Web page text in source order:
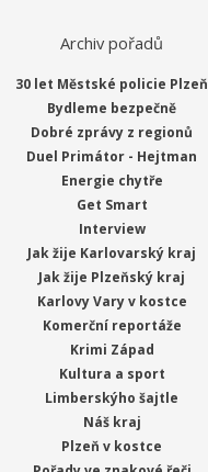
Archiv pořadů
30 let Městské policie Plzeň
Bydleme bezpečně
Dobré zprávy z regionů
Duel Primátor - Hejtman
Energie chytře
Get Smart
Interview
Jak žije Karlovarský kraj
Jak žije Plzeňský kraj
Karlovy Vary v kostce
Komerční reportáže
Krimi Západ
Kultura a sport
Limberskýho šajtle
Náš kraj
Plzeň v kostce